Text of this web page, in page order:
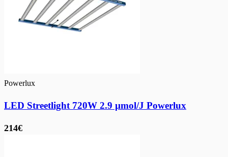
Powerlux
LED Streetlight 720W 2.9 µmol/J Powerlux
214€